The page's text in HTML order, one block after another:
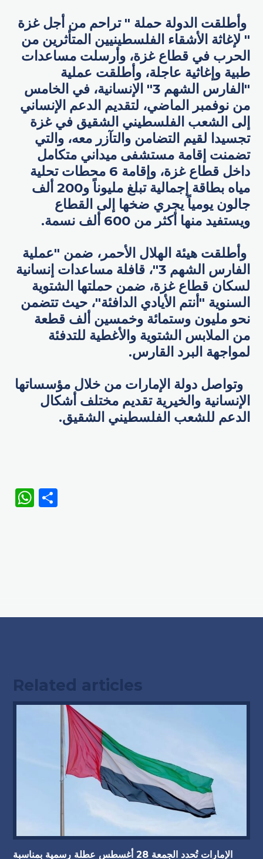
وأطلقت الدولة حملة " تراحم من أجل غزة
" لإغاثة الأشقاء الفلسطينيين المتأثرين من
الحرب في قطاع غزة، وأرسلت مساعدات
طبية وإغاثية عاجلة، وأطلقت عملية
"الفارس الشهم 3" الإنسانية، في الخامس
من نوفمبر الماضي، لتقديم الدعم الإنساني
إلى الشعب الفلسطيني الشقيق في غزة
تجسيدا لقيم التضامن والتآزر معه، والتي
تضمنت إقامة مستشفى ميداني متكامل
داخل قطاع غزة، وإقامة 6 محطات تحلية
مياه بطاقة إجمالية تبلغ مليوناً و200 ألف
جالون يومياً يجري ضخها إلى القطاع
ويستفيد منها أكثر من 600 ألف نسمة.
وأطلقت هيئة الهلال الأحمر، ضمن "عملية
الفارس الشهم 3"، قافلة مساعدات إنسانية
لسكان قطاع غزة، ضمن حملتها الشتوية
السنوية "أنتم الأيادي الدافئة"، حيث تتضمن
نحو مليون وستمائة وخمسين ألف قطعة
من الملابس الشتوية والأغطية للتدفئة
لمواجهة البرد القارس.
وتواصل دولة الإمارات من خلال مؤسساتها
الإنسانية والخيرية تقديم مختلف أشكال
الدعم للشعب الفلسطيني الشقيق.
WhatsApp
Related articles
الإمارات تُحدد الجمعة 28 أغسطس عطلة رسمية بمناسبة